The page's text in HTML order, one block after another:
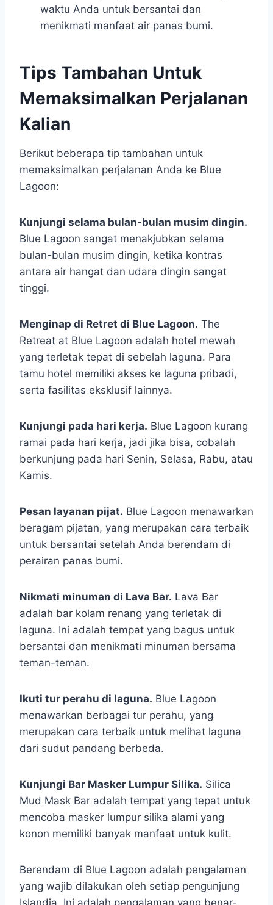
waktu Anda untuk bersantai dan
menikmati manfaat air panas bumi.
Tips Tambahan Untuk
Memaksimalkan Perjalanan
Kalian
Berikut beberapa tip tambahan untuk
memaksimalkan perjalanan Anda ke Blue
Lagoon:
Kunjungi selama bulan-bulan musim dingin.
Blue Lagoon sangat menakjubkan selama
bulan-bulan musim dingin, ketika kontras
antara air hangat dan udara dingin sangat
tinggi.
Menginap di Retret di Blue Lagoon. The
Retreat at Blue Lagoon adalah hotel mewah
yang terletak tepat di sebelah laguna. Para
tamu hotel memiliki akses ke laguna pribadi,
serta fasilitas eksklusif lainnya.
Kunjungi pada hari kerja. Blue Lagoon kurang
ramai pada hari kerja, jadi jika bisa, cobalah
berkunjung pada hari Senin, Selasa, Rabu, atau
Kamis.
Pesan layanan pijat. Blue Lagoon menawarkan
beragam pijatan, yang merupakan cara terbaik
untuk bersantai setelah Anda berendam di
perairan panas bumi.
Nikmati minuman di Lava Bar. Lava Bar
adalah bar kolam renang yang terletak di
laguna. Ini adalah tempat yang bagus untuk
bersantai dan menikmati minuman bersama
teman-teman.
Ikuti tur perahu di laguna. Blue Lagoon
menawarkan berbagai tur perahu, yang
merupakan cara terbaik untuk melihat laguna
dari sudut pandang berbeda.
Kunjungi Bar Masker Lumpur Silika. Silica
Mud Mask Bar adalah tempat yang tepat untuk
mencoba masker lumpur silika alami yang
konon memiliki banyak manfaat untuk kulit.
Berendam di Blue Lagoon adalah pengalaman
yang wajib dilakukan oleh setiap pengunjung